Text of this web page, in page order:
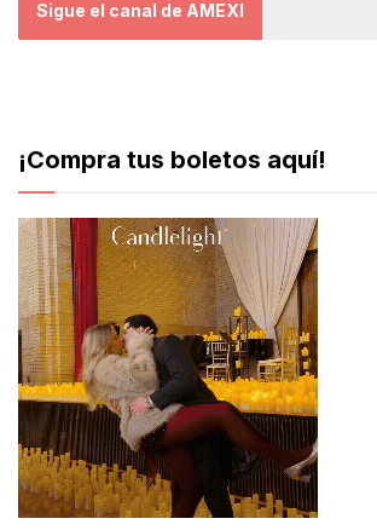
Sigue el canal de AMEXI
¡Compra tus boletos aquí!